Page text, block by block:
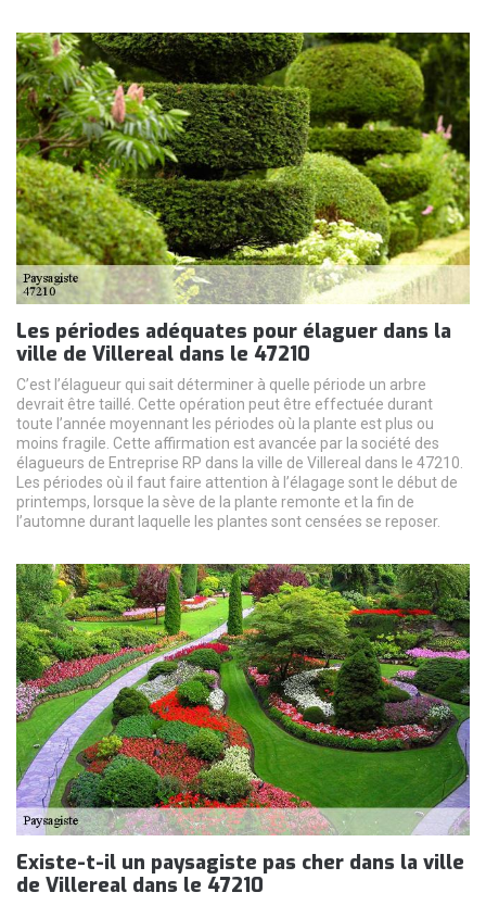
Les périodes adéquates pour élaguer dans la
ville de Villereal dans le 47210
C’est l’élagueur qui sait déterminer à quelle période un arbre
devrait être taillé. Cette opération peut être effectuée durant
toute l’année moyennant les périodes où la plante est plus ou
moins fragile. Cette affirmation est avancée par la société des
élagueurs de Entreprise RP dans la ville de Villereal dans le 47210.
Les périodes où il faut faire attention à l’élagage sont le début de
printemps, lorsque la sève de la plante remonte et la fin de
l’automne durant laquelle les plantes sont censées se reposer.
Existe-t-il un paysagiste pas cher dans la ville
de Villereal dans le 47210